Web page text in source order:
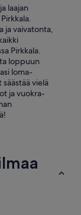
laajan
ja vaivatonta,
Pirkkala.
loppuun
loma-
vielä
ja vuokra-